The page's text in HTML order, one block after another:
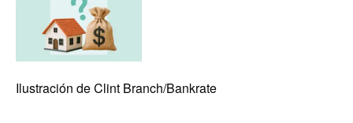
Ilustración de Clint Branch/Bankrate